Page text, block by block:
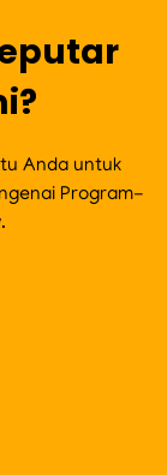
Anda untuk
Program-